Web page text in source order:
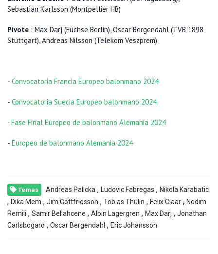
Sebastian Karlsson (Montpellier HB)
Pivote : Max Darj (Füchse Berlin), Oscar Bergendahl (TVB 1898
Stuttgart), Andreas Nilsson (Telekom Veszprem)
- Convocatoria Francia Europeo balonmano 2024
- Convocatoria Suecia Europeo balonmano 2024
-Fase Final Europeo de balonmano Alemania 2024
- Europeo de balonmano Alemania 2024
Temas Andreas Palicka , Ludovic Fabregas , Nikola Karabatic
, Dika Mem , Jim Gottfridsson , Tobias Thulin , Felix Claar , Nedim
Remili , Samir Bellahcene , Albin Lagergren , Max Darj , Jonathan
Carlsbogard , Oscar Bergendahl , Eric Johansson